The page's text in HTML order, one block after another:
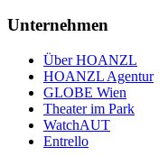
Unternehmen
Über HOANZL
HOANZL Agentur
GLOBE Wien
Theater im Park
WatchAUT
Entrello